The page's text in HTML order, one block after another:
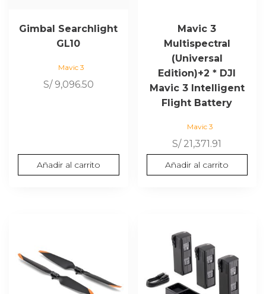
Gimbal Searchlight
GL10
Mavic 3
S/9,096.50
Añadir al carrito
Mavic 3
Multispectral
(Universal
Edition)+2 * DJI
Mavic 3 Intelligent
Flight Battery
Mavic 3
S/21,371.91
Añadir al carrito